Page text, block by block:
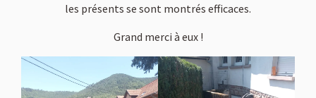
les présents se sont montrés efficaces.
Grand merci à eux !